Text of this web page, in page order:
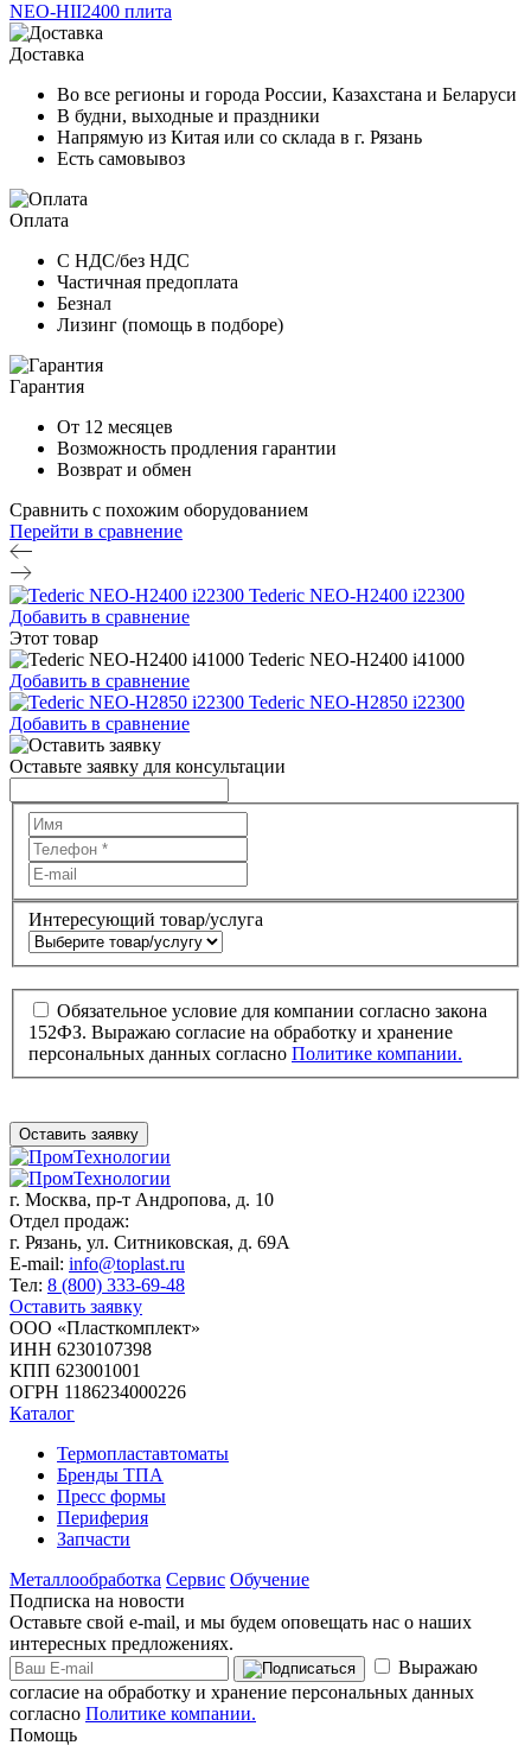
NEO-HII2400 плита
Доставка
Во все регионы и города России, Казахстана и Беларуси
В будни, выходные и праздники
Напрямую из Китая или со склада в г. Рязань
Есть самовывоз
Оплата
С НДС/без НДС
Частичная предоплата
Безнал
Лизинг (помощь в подборе)
Гарантия
От 12 месяцев
Возможность продления гарантии
Возврат и обмен
Сравнить с похожим оборудованием
Перейти в сравнение
Tederic NEO-H2400 i22300
Добавить в сравнение
Этот товар
Tederic NEO-H2400 i41000
Добавить в сравнение
Tederic NEO-H2850 i22300
Добавить в сравнение
Оставьте заявку для консультации
Интересующий товар/услуга
Обязательное условие для компании согласно закона
152ФЗ. Выражаю согласие на обработку и хранение
персональных данных согласно Политике компании.
Оставить заявку
г. Москва, пр-т Андропова, д. 10
Отдел продаж:
г. Рязань, ул. Ситниковская, д. 69А
E-mail: info@toplast.ru
Тел: 8 (800) 333-69-48
Оставить заявку
ООО «Пласткомплект»
ИНН 6230107398
КПП 623001001
ОГРН 1186234000226
Каталог
Термопластавтоматы
Бренды ТПА
Пресс формы
Периферия
Запчасти
Металлообработка Сервис Обучение
Подписка на новости
Оставьте свой e-mail, и мы будем оповещать нас о наших
интересных предложениях.
Выражаю
согласие на обработку и хранение персональных данных
согласно Политике компании.
Помощь